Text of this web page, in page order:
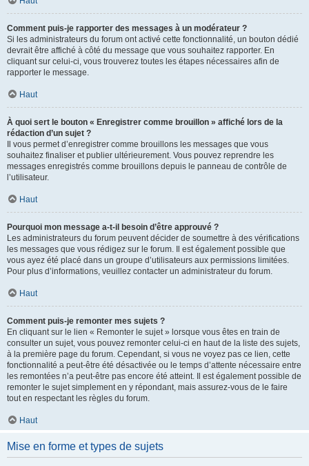
Comment puis-je rapporter des messages à un modérateur ?
Si les administrateurs du forum ont activé cette fonctionnalité, un bouton dédié
devrait être affiché à côté du message que vous souhaitez rapporter. En
cliquant sur celui-ci, vous trouverez toutes les étapes nécessaires afin de
rapporter le message.
Haut
À quoi sert le bouton « Enregistrer comme brouillon » affiché lors de la
rédaction d’un sujet ?
Il vous permet d’enregistrer comme brouillons les messages que vous
souhaitez finaliser et publier ultérieurement. Vous pouvez reprendre les
messages enregistrés comme brouillons depuis le panneau de contrôle de
l’utilisateur.
Haut
Pourquoi mon message a-t-il besoin d’être approuvé ?
Les administrateurs du forum peuvent décider de soumettre à des vérifications
les messages que vous rédigez sur le forum. Il est également possible que
vous ayez été placé dans un groupe d’utilisateurs aux permissions limitées.
Pour plus d’informations, veuillez contacter un administrateur du forum.
Haut
Comment puis-je remonter mes sujets ?
En cliquant sur le lien « Remonter le sujet » lorsque vous êtes en train de
consulter un sujet, vous pouvez remonter celui-ci en haut de la liste des sujets,
à la première page du forum. Cependant, si vous ne voyez pas ce lien, cette
fonctionnalité a peut-être été désactivée ou le temps d’attente nécessaire entre
les remontées n’a peut-être pas encore été atteint. Il est également possible de
remonter le sujet simplement en y répondant, mais assurez-vous de le faire
tout en respectant les règles du forum.
Haut
Mise en forme et types de sujets